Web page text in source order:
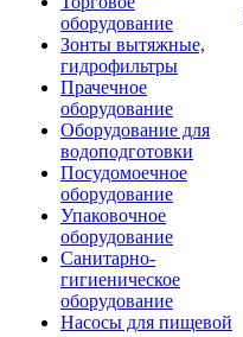
оборудование
Зонты вытяжные,
гидрофильтры
Прачечное
оборудование
Оборудование для
водоподготовки
Посудомоечное
оборудование
Упаковочное
оборудование
Санитарно-
гигиеническое
оборудование
Насосы для пищевой